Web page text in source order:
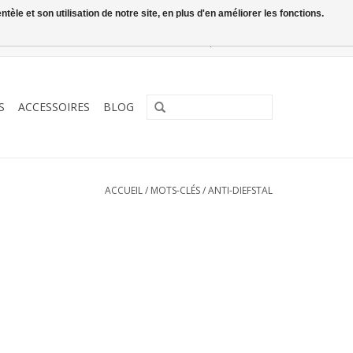
ACCESSOIRES BLOG
ACCUEIL/ MOTS-CLÉS/ANTI-DIEFSTAL
et son utilisation de notre site, en plus d'en améliorer les fonctions.